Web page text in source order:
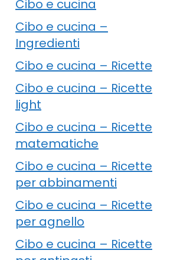
Cibo e cucina
Cibo e cucina –
Ingredienti
Cibo e cucina – Ricette
Cibo e cucina – Ricette
light
Cibo e cucina – Ricette
matematiche
Cibo e cucina – Ricette
per abbinamenti
Cibo e cucina – Ricette
per agnello
Cibo e cucina – Ricette